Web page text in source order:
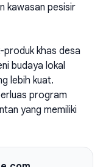
kawasan pesisir
produk khas desa
budaya lokal
lebih kuat.
program
yang memiliki